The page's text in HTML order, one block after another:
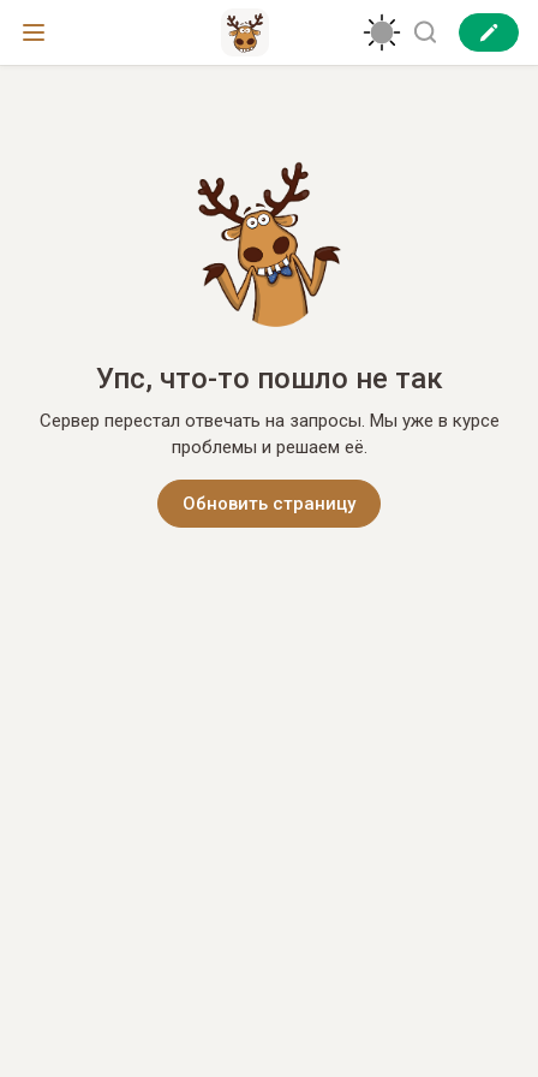
Упс, что-то пошло не так
Сервер перестал отвечать на запросы. Мы уже в курсе
проблемы и решаем её.
Обновить страницу